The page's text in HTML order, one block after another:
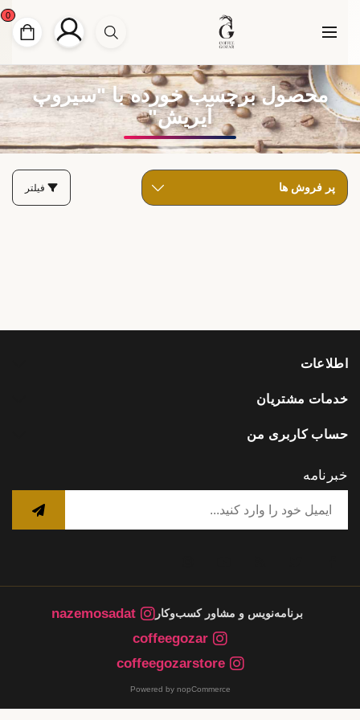
0
محصول برچسب خورده با "سیروپ
آیریش"
فیلتر
اطلاعات
خدمات مشتریان
حساب کاربری من
خبرنامه
برنامه‌نویس و مشاور کسب‌وکار
nazemosadat
coffeegozar
coffeegozarstore
Powered by nopCommerce